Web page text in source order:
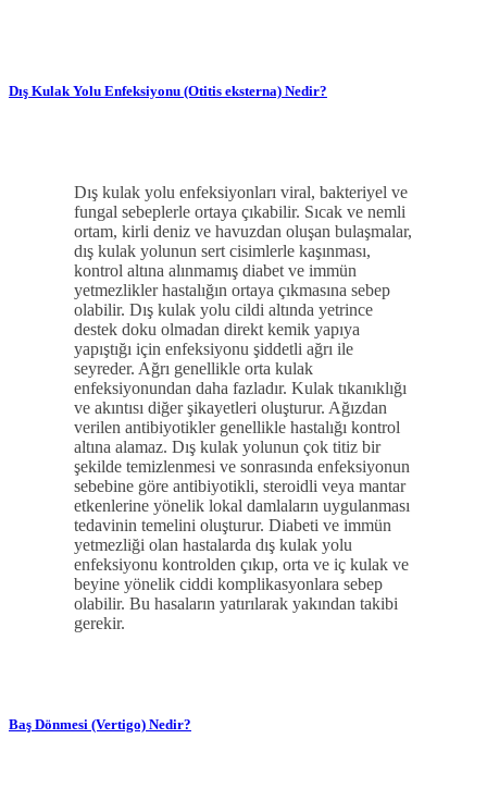
Dış Kulak Yolu Enfeksiyonu (Otitis eksterna) Nedir?
Dış kulak yolu enfeksiyonları viral, bakteriyel ve
fungal sebeplerle ortaya çıkabilir. Sıcak ve nemli
ortam, kirli deniz ve havuzdan oluşan bulaşmalar,
dış kulak yolunun sert cisimlerle kaşınması,
kontrol altına alınmamış diabet ve immün
yetmezlikler hastalığın ortaya çıkmasına sebep
olabilir. Dış kulak yolu cildi altında yetrince
destek doku olmadan direkt kemik yapıya
yapıştığı için enfeksiyonu şiddetli ağrı ile
seyreder. Ağrı genellikle orta kulak
enfeksiyonundan daha fazladır. Kulak tıkanıklığı
ve akıntısı diğer şikayetleri oluşturur. Ağızdan
verilen antibiyotikler genellikle hastalığı kontrol
altına alamaz. Dış kulak yolunun çok titiz bir
şekilde temizlenmesi ve sonrasında enfeksiyonun
sebebine göre antibiyotikli, steroidli veya mantar
etkenlerine yönelik lokal damlaların uygulanması
tedavinin temelini oluşturur. Diabeti ve immün
yetmezliği olan hastalarda dış kulak yolu
enfeksiyonu kontrolden çıkıp, orta ve iç kulak ve
beyine yönelik ciddi komplikasyonlara sebep
olabilir. Bu hasaların yatırılarak yakından takibi
gerekir.
Baş Dönmesi (Vertigo) Nedir?